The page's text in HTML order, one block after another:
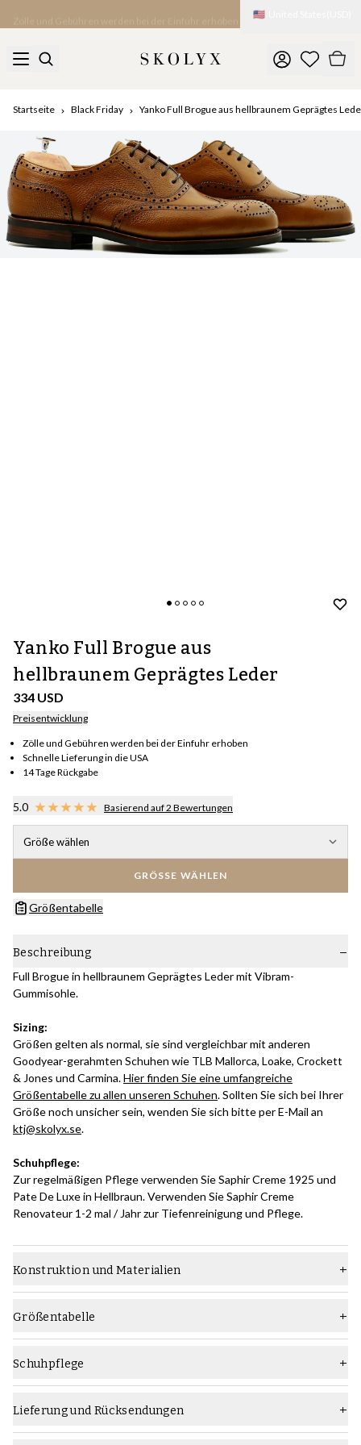
Zölle und Gebühren werden bei der Einfuhr erhoben 🇺🇸
Startseite Black Friday Yanko Full Brogue aus hellbraunem Geprägtes
Yanko Full Brogue aus
hellbraunem Geprägtes Leder
334 USD
Preisentwicklung
Zölle und Gebühren werden bei der Einfuhr erhoben
Schnelle Lieferung in die USA
14 Tage Rückgabe
5.0 Basierend auf 2 Bewertungen
Größe wählen
GRÖSSE WÄHLEN
Größentabelle
Beschreibung
Full Brogue in hellbraunem Geprägtes Leder mit Vibram-
Gummisohle.
Sizing:
Größen gelten als normal, sie sind vergleichbar mit anderen
Goodyear-gerahmten Schuhen wie TLB Mallorca, Loake, Crockett
& Jones und Carmina.Hier finden Sie eine umfangreiche
Größentabelle zu allen unseren Schuhen. Sollten Sie sich bei Ihrer
Größe noch unsicher sein, wenden Sie sich bitte per E-Mail an
ktj@skolyx.se.
Schuhpflege:
Zur regelmäßigen Pflege verwenden Sie Saphir Creme 1925 und
Pate De Luxe in Hellbraun. Verwenden Sie Saphir Creme
Renovateur 1-2 mal / Jahr zur Tiefenreinigung und Pflege.
Konstruktion und Materialien
Konstruktion:
Die rahmengenähte Goodyear-Konstruktionsmethode ist eine
hervorbringt, die problemlos mehrmals neu besohlt werden
rahmengenähter Schuhe von Goodyear
Größentabelle
Schuhpflege
Welche Schuhpflegeprodukte sollten Sie verwenden:
Verwenden Sie die
Saphir Medaille d'Or Creme Pommadier
Schuhcreme und die
Saphir Pate De Luxe
Lieferung und Rücksendungen